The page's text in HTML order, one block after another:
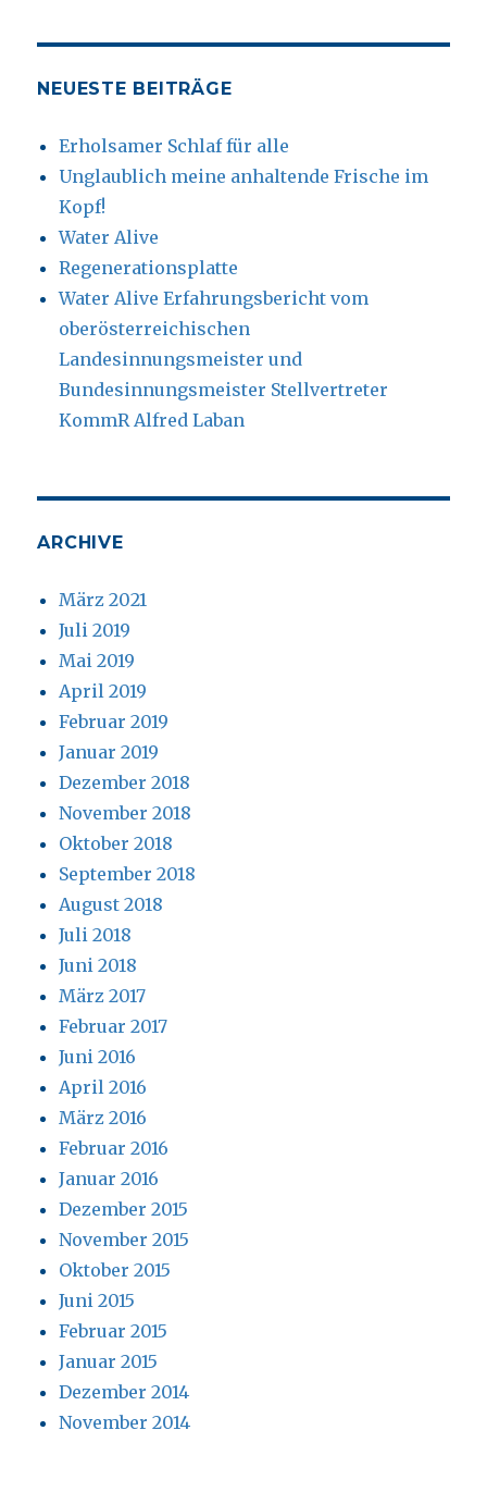
NEUESTE BEITRÄGE
Erholsamer Schlaf für alle
Unglaublich meine anhaltende Frische im
Kopf!
Water Alive
Regenerationsplatte
Water Alive Erfahrungsbericht vom
oberösterreichischen
Landesinnungsmeister und
Bundesinnungsmeister Stellvertreter
KommR Alfred Laban
ARCHIVE
März 2021
Juli 2019
Mai 2019
April 2019
Februar 2019
Januar 2019
Dezember 2018
November 2018
Oktober 2018
September 2018
August 2018
Juli 2018
Juni 2018
März 2017
Februar 2017
Juni 2016
April 2016
März 2016
Februar 2016
Januar 2016
Dezember 2015
November 2015
Oktober 2015
Juni 2015
Februar 2015
Januar 2015
Dezember 2014
November 2014